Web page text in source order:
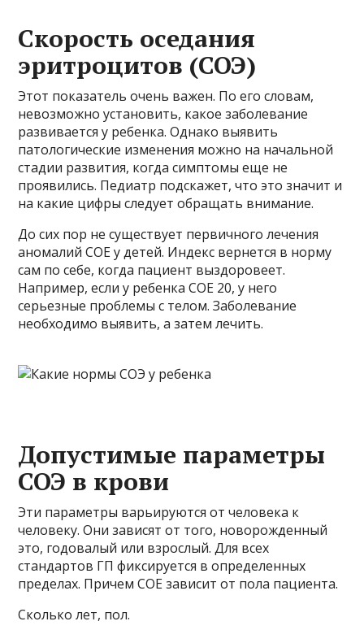
Скорость оседания
эритроцитов (СОЭ)
Этот показатель очень важен. По его словам,
невозможно установить, какое заболевание
развивается у ребенка. Однако выявить
патологические изменения можно на начальной
стадии развития, когда симптомы еще не
проявились. Педиатр подскажет, что это значит и
на какие цифры следует обращать внимание.
До сих пор не существует первичного лечения
аномалий COE у детей. Индекс вернется в норму
сам по себе, когда пациент выздоровеет.
Например, если у ребенка COE 20, у него
серьезные проблемы с телом. Заболевание
необходимо выявить, а затем лечить.
Допустимые параметры
СОЭ в крови
Эти параметры варьируются от человека к
человеку. Они зависят от того, новорожденный
это, годовалый или взрослый. Для всех
стандартов ГП фиксируется в определенных
пределах. Причем COE зависит от пола пациента.
Сколько лет, пол.